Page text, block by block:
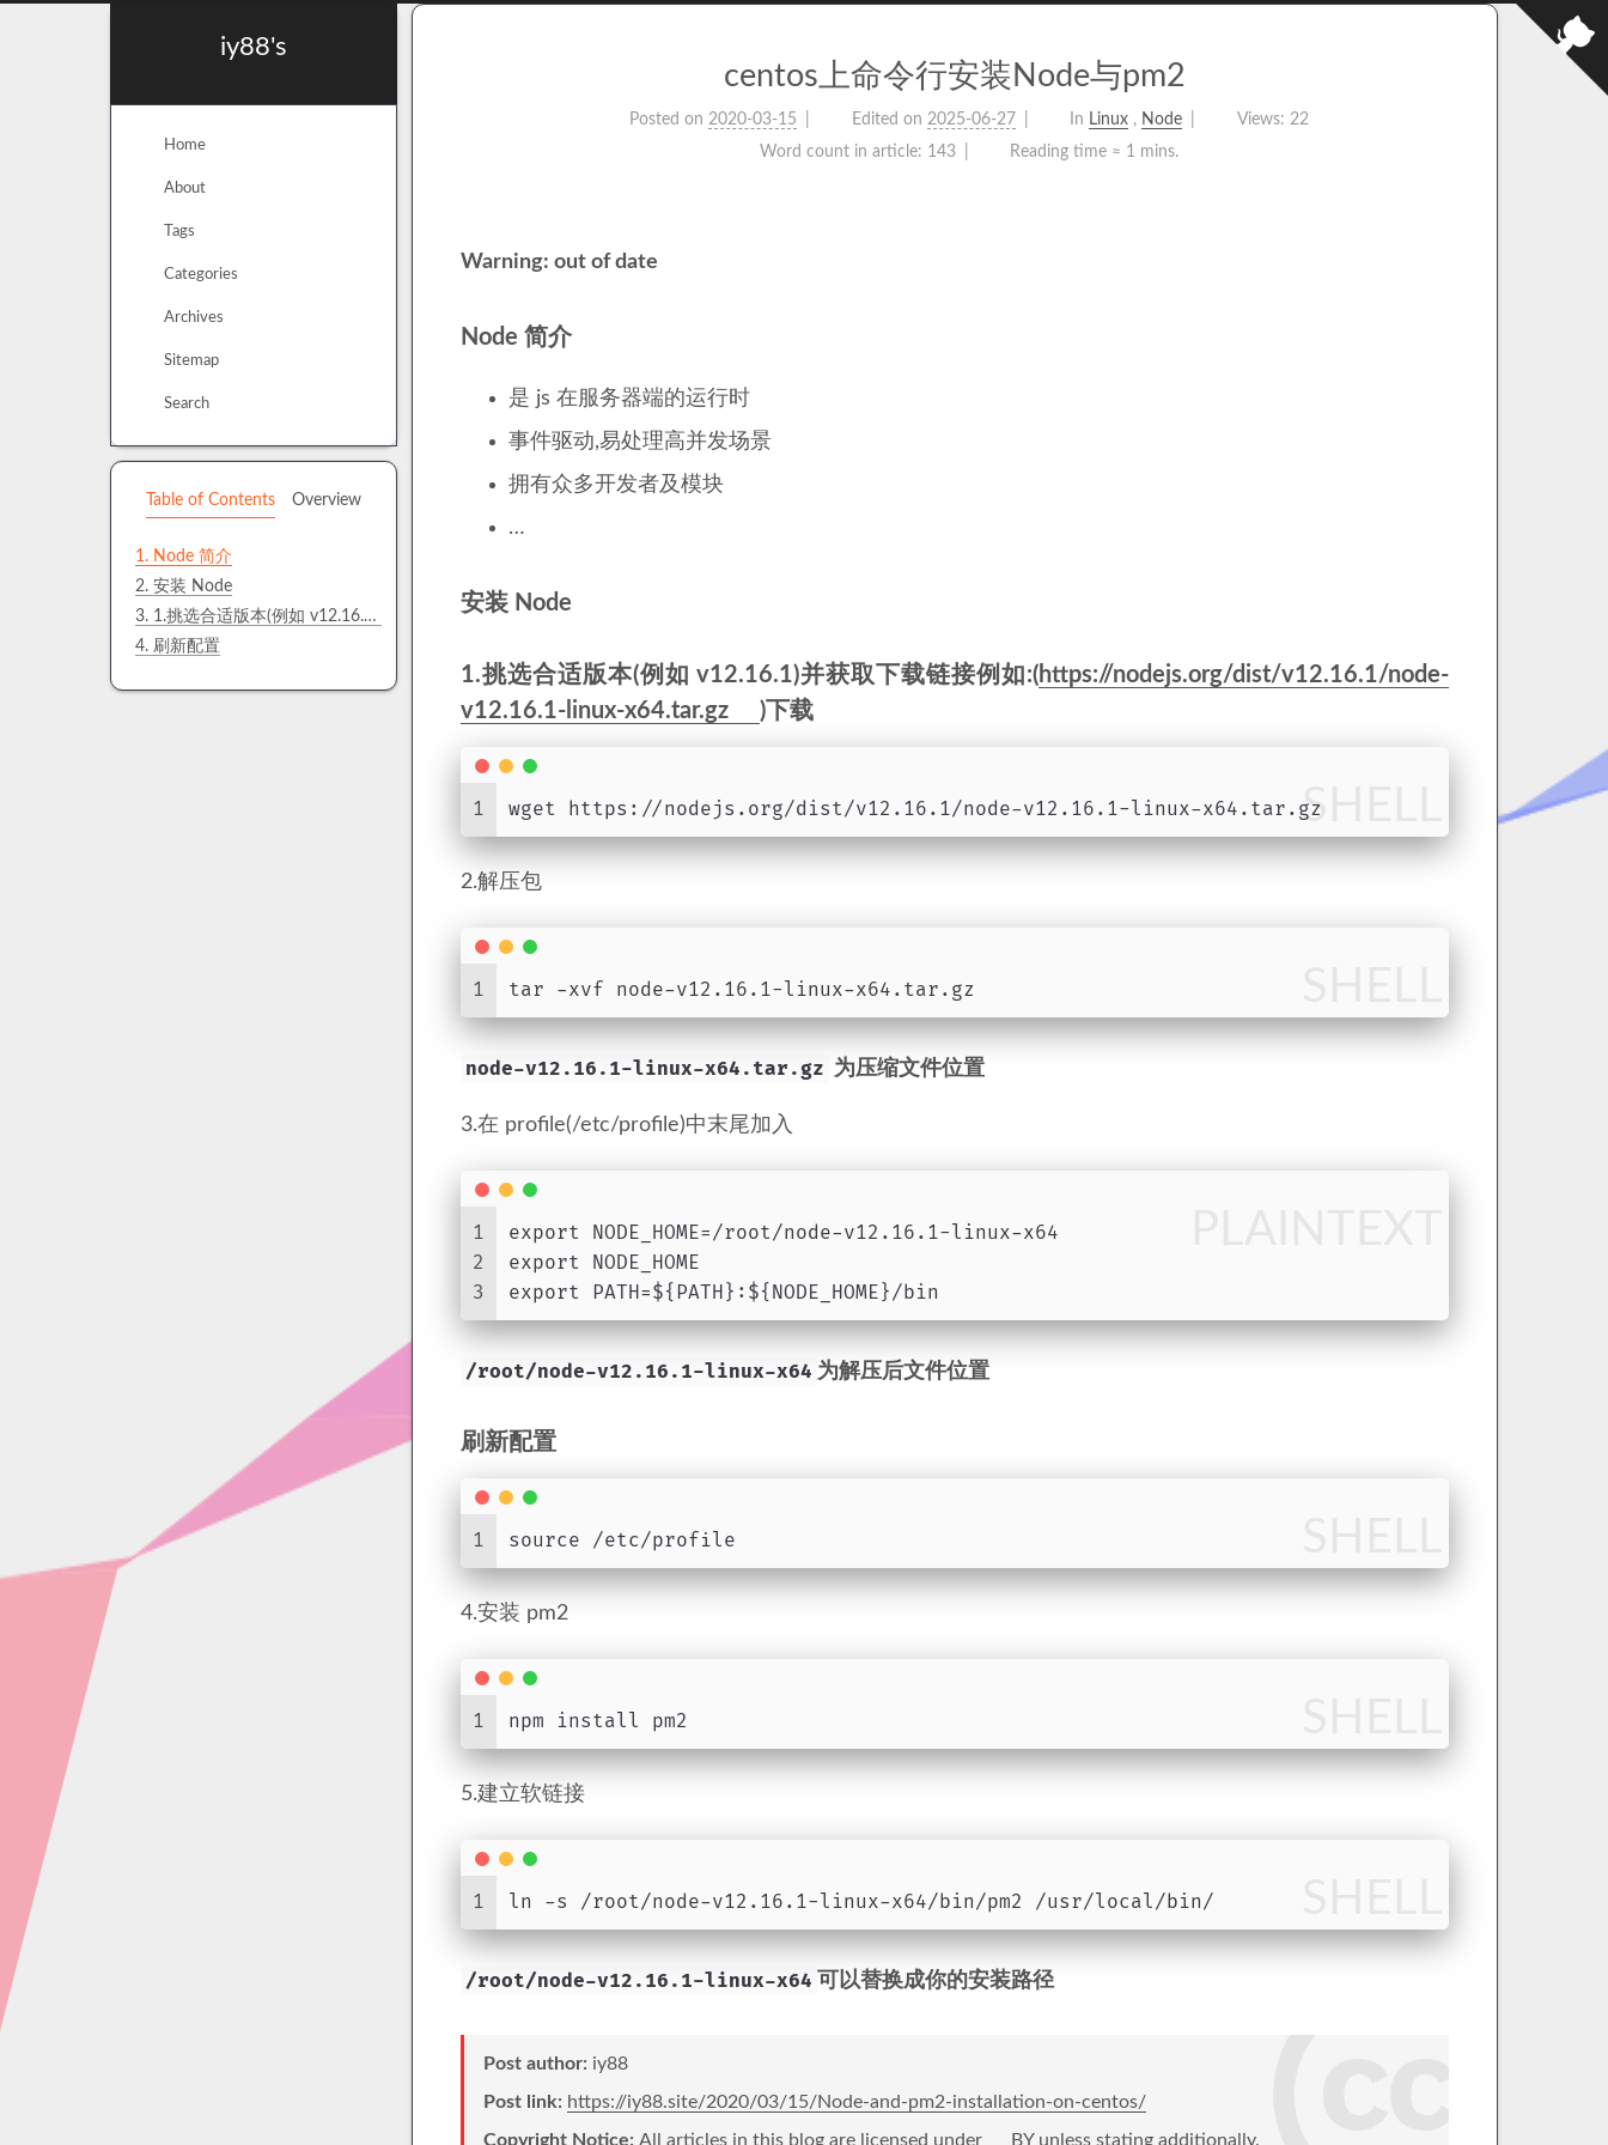
iy88's
Home
About
Tags
Categories
Archives
Sitemap
Search
Table of Contents Overview
1. Node 简介
2. 安装 Node
3. 1.挑选合适版本(例如 v12.16.1)并获取下载链接例如:(https://nodejs.org/dist/v12.16.1/node-v12.16.1-linux-x64.tar.gz)下载
4. 刷新配置
centos上命令行安装Node与pm2
Posted on 2020-03-15 Edited on 2025-06-27 In Linux , Node Views: 22
Word count in article: 143 Reading time ≈ 1 mins.
Warning: out of date
Node 简介
是 js 在服务器端的运行时
事件驱动,易处理高并发场景
拥有众多开发者及模块
…
安装 Node
1.挑选合适版本(例如 v12.16.1)并获取下载链接例如:( https://nodejs.org/dist/v12.16.1/node-
v12.16.1-linux-x64.tar.gz
)下载
SHELL
1 wget https://nodejs.org/dist/v12.16.1/node-v12.16.1-linux-x64.tar.gz
2.解压包
1 tar -xvf node-v12.16.1-linux-x64.tar.gz
node-v12.16.1-linux-x64.tar.gz 为压缩文件位置
3.在 profile(/etc/profile)中末尾加入
1
2
3
export NODE_HOME=/root/node-v12.16.1-linux-x64
export NODE_HOME
export PATH=${PATH}:${NODE_HOME}/bin
/root/node-v12.16.1-linux-x64 为解压后文件位置
刷新配置
1 source /etc/profile
4.安装 pm2
1 npm install pm2
5.建立软链接
1 ln -s /root/node-v12.16.1-linux-x64/bin/pm2 /usr/local/bin/
/root/node-v12.16.1-linux-x64 可以替换成你的安装路径
Post author: iy88
Post link: https://iy88.site/2020/03/15/Node-and-pm2-installation-on-centos/
Copyright Notice: All articles in this blog are licensed under BYunless stating additionally.